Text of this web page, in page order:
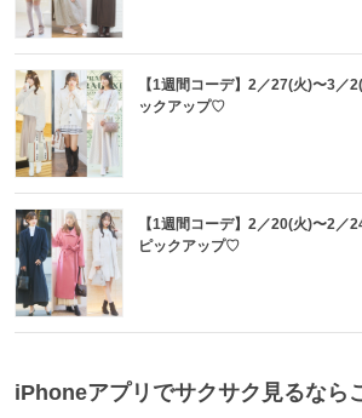
【1週間コーデ】2／27(火)〜3／
ックアップ♡
【1週間コーデ】2／20(火)〜2／
ピックアップ♡
iPhoneアプリでサクサク見るなら